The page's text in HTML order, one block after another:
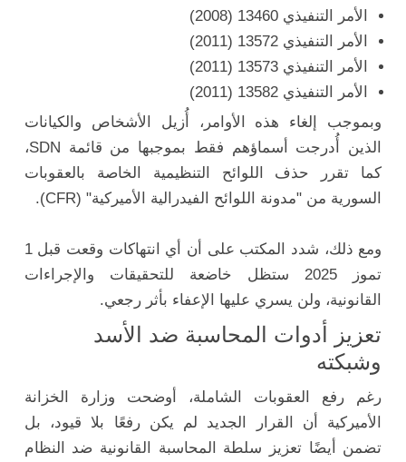
الأمر التنفيذي 13460 (2008)
الأمر التنفيذي 13572 (2011)
الأمر التنفيذي 13573 (2011)
الأمر التنفيذي 13582 (2011)
وبموجب إلغاء هذه الأوامر، أُزيل الأشخاص والكيانات
الذين أُدرجت أسماؤهم فقط بموجبها من قائمة SDN،
كما تقرر حذف اللوائح التنظيمية الخاصة بالعقوبات
السورية من "مدونة اللوائح الفيدرالية الأميركية" (CFR).
ومع ذلك، شدد المكتب على أن أي انتهاكات وقعت قبل 1
تموز 2025 ستظل خاضعة للتحقيقات والإجراءات
القانونية، ولن يسري عليها الإعفاء بأثر رجعي.
تعزيز أدوات المحاسبة ضد الأسد
وشبكته
رغم رفع العقوبات الشاملة، أوضحت وزارة الخزانة
الأميركية أن القرار الجديد لم يكن رفعًا بلا قيود، بل
تضمن أيضًا تعزيز سلطة المحاسبة القانونية ضد النظام